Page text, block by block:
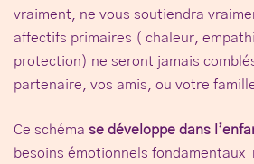
vraiment, ne vous soutiendra
affectifs primaires ( chaleur,
protection) ne seront jamais
partenaire, vos amis, ou votre
Ce schéma se développe dans
besoins émotionnels fondamentaux